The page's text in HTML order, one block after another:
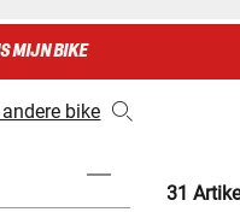
MIJN BIKE
bike
31